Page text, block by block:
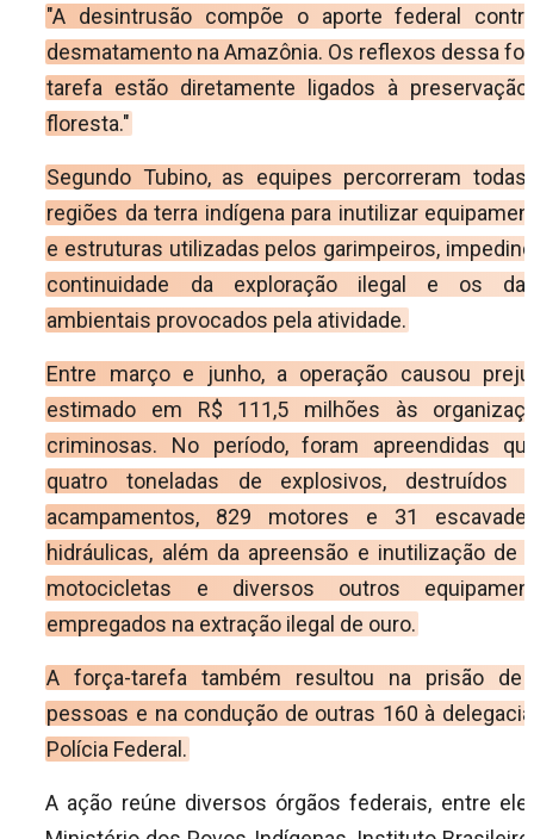
"A desintrusão compõe o aporte federal
desmatamento na Amazônia. Os reflexos dessa
tarefa estão diretamente ligados à
floresta."
Segundo Tubino, as equipes percorreram
regiões da terra indígena para inutilizar
e estruturas utilizadas pelos garimpeiros,
continuidade da exploração ilegal e os
ambientais provocados pela atividade.
Entre março e junho, a operação causou
estimado em R$ 111,5 milhões às
criminosas. No período, foram apreendidas
quatro toneladas de explosivos, destruídos
acampamentos, 829 motores e 31
hidráulicas, além da apreensão e inutilização de
motocicletas e diversos outros
empregados na extração ilegal de ouro.
A força-tarefa também resultou na prisão de
pessoas e na condução de outras 160 à
Polícia Federal.
A ação reúne diversos órgãos federais, entre